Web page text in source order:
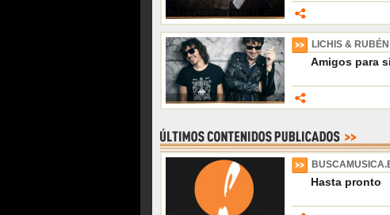
LICHIS &
Amigos para
Hasta pronto